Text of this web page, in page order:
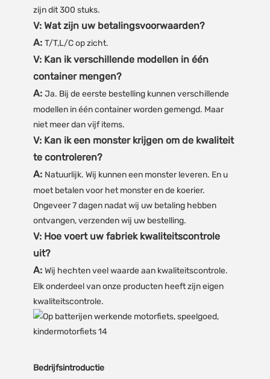
zijn dit 300 stuks.
V: Wat zijn uw betalingsvoorwaarden?
A: T/T,L/C op zicht.
V: Kan ik verschillende modellen in één
container mengen?
A: Ja. Bij de eerste bestelling kunnen verschillende
modellen in één container worden gemengd. Maar
niet meer dan vijf items.
V: Kan ik een monster krijgen om de kwaliteit
te controleren?
A: Natuurlijk. Wij kunnen een monster leveren. En u
moet betalen voor het monster en de koerier.
Ongeveer 7 dagen nadat wij uw betaling hebben
ontvangen, verzenden wij uw bestelling.
V: Hoe voert uw fabriek kwaliteitscontrole
uit?
A: Wij hechten veel waarde aan kwaliteitscontrole.
Elk onderdeel van onze producten heeft zijn eigen
kwaliteitscontrole.
Bedrijfsintroductie